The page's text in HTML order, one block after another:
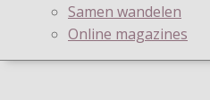
Samen wandelen
Online magazines